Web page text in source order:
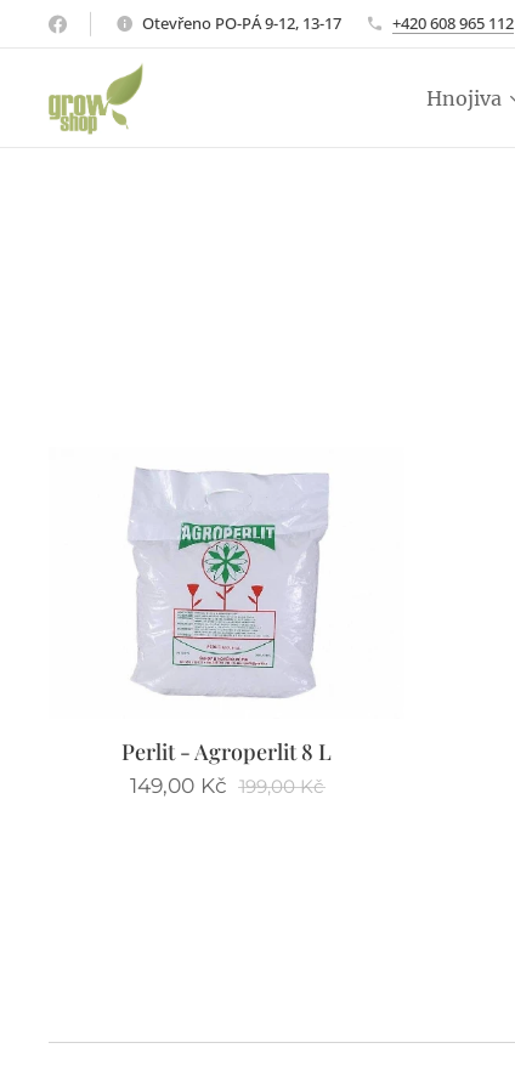
Otevřeno PO-PÁ 9-12, 13-17 +420 608 965 112
Hnojiva
Perlit - Agroperlit 8 L
149,00Kč 199,00Kč